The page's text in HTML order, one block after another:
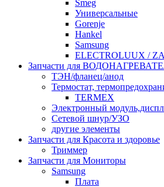
Smeg
Универсальные
Gorenje
Hankel
Samsung
ELECTROLUUX /
Запчасти для
ТЭН/фланец/анод
Термостат,
TERMEX
Электронный
Сетевой шнур/УЗО
другие элементы
Запчасти для Красота и здоровье
Триммер
Запчасти для Мониторы
Samsung
Плата